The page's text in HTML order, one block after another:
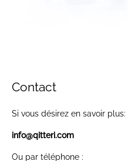
Contact
Si vous désirez en savoir plus:
info@qitteri.com
Ou par téléphone :